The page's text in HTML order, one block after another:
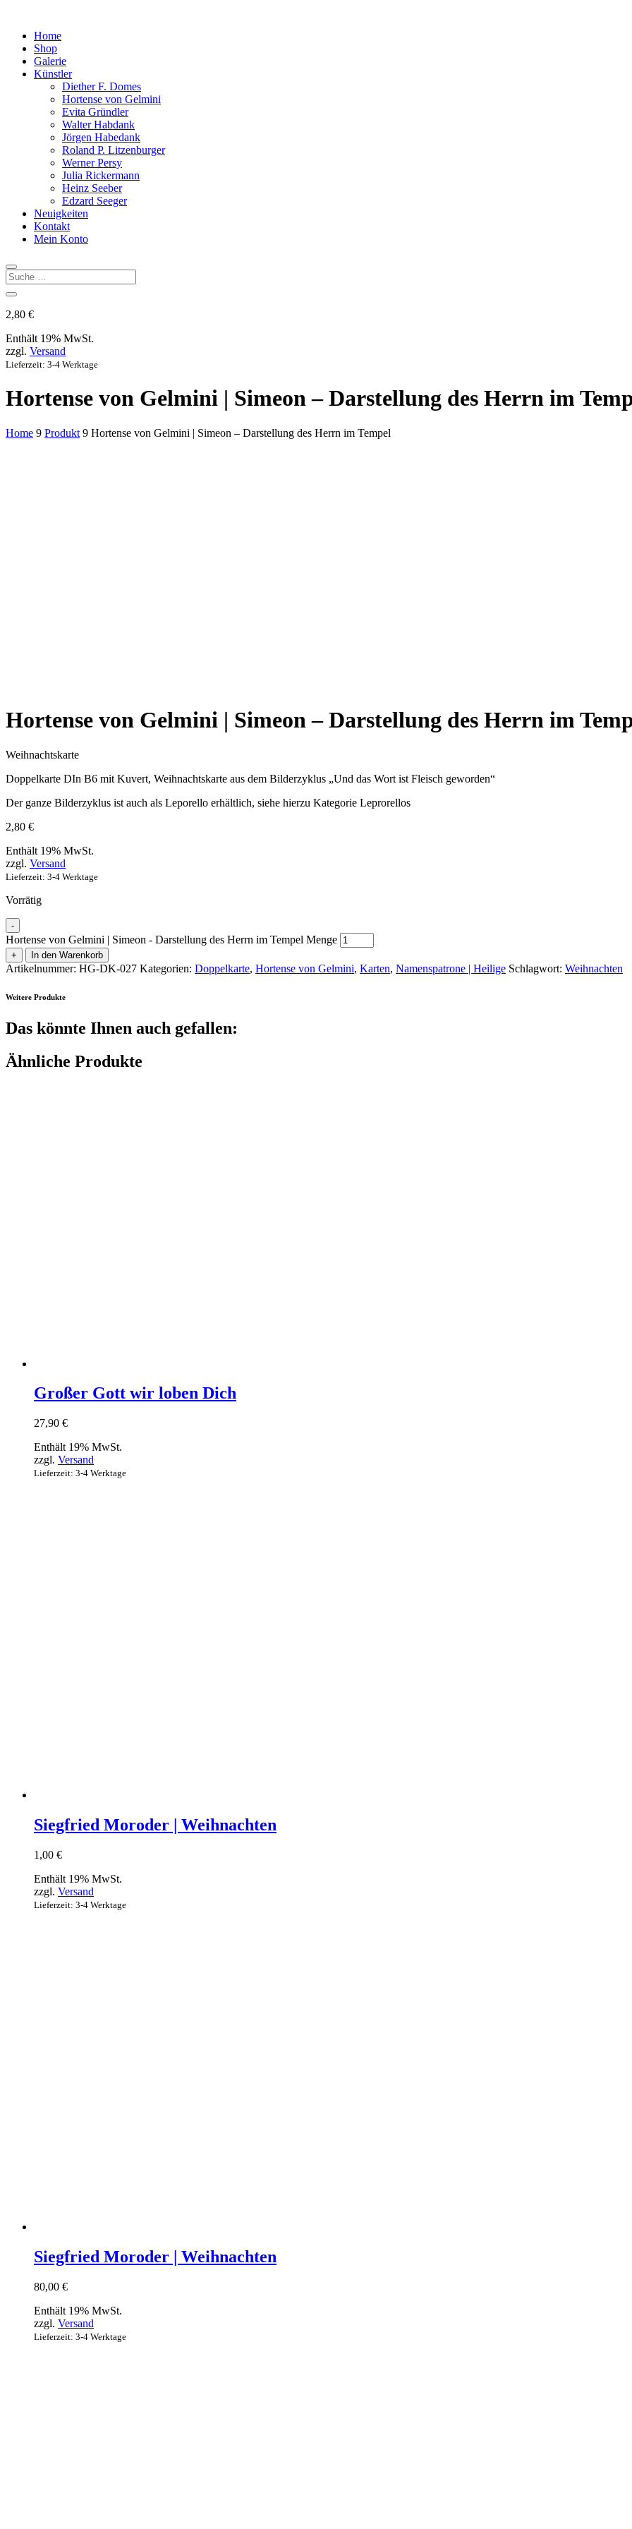
Home
Shop
Galerie
Künstler
Diether F. Domes
Hortense von Gelmini
Evita Gründler
Walter Habdank
Jörgen Habedank
Roland P. Litzenburger
Werner Persy
Julia Rickermann
Heinz Seeber
Edzard Seeger
Neuigkeiten
Kontakt
Mein Konto
2,80 €
Enthält 19% MwSt.
zzgl. Versand
Lieferzeit: 3-4 Werktage
Hortense von Gelmini | Simeon – Darstellung des Herrn im
Home 9 Produkt 9 Hortense von Gelmini | Simeon – Darstellung des Herrn im Tempel
Hortense von Gelmini | Simeon – Darstellung des Herrn im
Weihnachtskarte
Doppelkarte DIn B6 mit Kuvert, Weihnachtskarte aus dem Bilderzyklus „Und das Wort ist Fleisch geworden“
Der ganze Bilderzyklus ist auch als Leporello erhältlich, siehe hierzu Kategorie Leprorellos
2,80 €
Enthält 19% MwSt.
zzgl. Versand
Lieferzeit: 3-4 Werktage
Vorrätig
-
Hortense von Gelmini | Simeon - Darstellung des Herrn im Tempel Menge
+ In den Warenkorb
Artikelnummer: HG-DK-027 Kategorien: Doppelkarte, Hortense von Gelmini, Karten, Namenspatrone | Heilige Schlagwort: Weihnachten
Weitere Produkte
Das könnte Ihnen auch gefallen:
Ähnliche Produkte
Großer Gott wir loben Dich
27,90 €
Enthält 19% MwSt.
zzgl. Versand
Lieferzeit: 3-4 Werktage
Siegfried Moroder | Weihnachten
1,00 €
Enthält 19% MwSt.
zzgl. Versand
Lieferzeit: 3-4 Werktage
Siegfried Moroder | Weihnachten
80,00 €
Enthält 19% MwSt.
zzgl. Versand
Lieferzeit: 3-4 Werktage